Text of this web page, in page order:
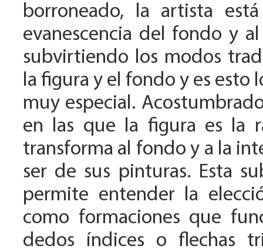
borroneado, la artista
evanescencia del fondo y
subvirtiendo los modos
la figura y el fondo y es esto
muy especial.
en las que la figura es la
transforma al fondo y a la
ser de sus pinturas. Esta
permite entender la
como formaciones que
dedos índices o flechas